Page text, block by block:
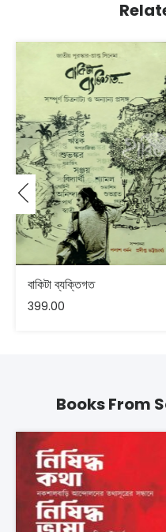
বাকিটা ব্যক্তিগত
399.00
Books From